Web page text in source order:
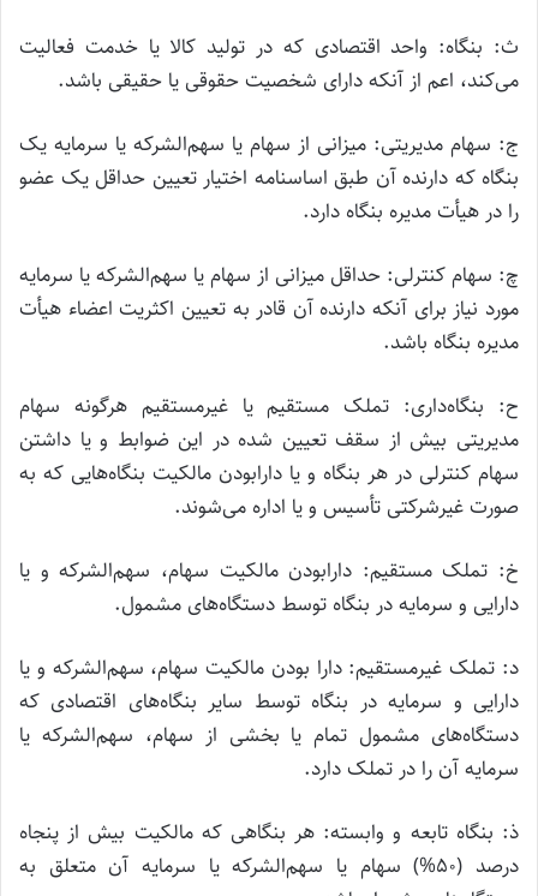
ث: بنگاه: واحد اقتصادی که در تولید کالا یا خدمت فعالیت
می‌کند، اعم از آنکه دارای شخصیت حقوقی یا حقیقی باشد.
ج: سهام مدیریتی: میزانی از سهام یا سهم‌الشرکه یا سرمایه یک
بنگاه که دارنده آن طبق اساسنامه اختیار تعیین حداقل یک عضو
را در هیأت مدیره بنگاه دارد.
چ: سهام کنترلی: حداقل میزانی از سهام یا سهم‌الشرکه یا سرمایه
مورد نیاز برای آنکه دارنده آن قادر به تعیین اکثریت اعضاء هیأت
مدیره بنگاه باشد.
ح: بنگاه‌داری: تملک مستقیم یا غیرمستقیم هرگونه سهام
مدیریتی بیش از سقف تعیین شده در این ضوابط و یا داشتن
سهام کنترلی در هر بنگاه و یا دارابودن مالکیت بنگاه‌هایی که به
صورت غیرشرکتی تأسیس و یا اداره می‌شوند.
خ: تملک مستقیم: دارابودن مالکیت سهام، سهم‌الشرکه و یا
دارایی و سرمایه در بنگاه توسط دستگاه‌های مشمول.
د: تملک غیرمستقیم: دارا بودن مالکیت سهام، سهم‌الشرکه و یا
دارایی و سرمایه در بنگاه توسط سایر بنگاه‌های اقتصادی که
دستگاه‌های مشمول تمام یا بخشی از سهام، سهم‌الشرکه یا
سرمایه آن را در تملک دارد.
ذ: بنگاه تابعه و وابسته: هر بنگاهی که مالکیت بیش از پنجاه
درصد (۵۰%) سهام یا سهم‌الشرکه یا سرمایه آن متعلق به